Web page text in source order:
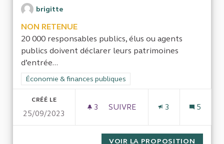
brigitte
NON RETENUE
20 000 responsables publics, élus ou agents
publics doivent déclarer leurs patrimoines
d’entrée...
Filtrer les résultats de la catégorie : Économie & finances
Économie & finances publiques
CRÉÉ LE
25/09/2023
3 3 ABONNÉS
SUIVRE
3 5
VOIR LA PROPOSITION